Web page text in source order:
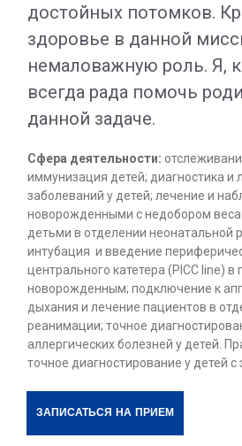
достойных потомков.
здоровье в данной
немаловажную роль. Я,
всегда рада помочь
данной задаче.
Сфера деятельности:
иммунизация детей; диагностика
заболеваний у детей; лечение и
новорожденными с недобором
детьми в отделении неонатальной
интубация и введение
центрального катетера (PICC line) в
новорожденным; подключение к
дыхания и лечение пациентов в
реанимации; точное
аллергических болезней у детей.
точное диагностирование у детей с
ЗАПИСАТЬСЯ НА ПРИЕМ